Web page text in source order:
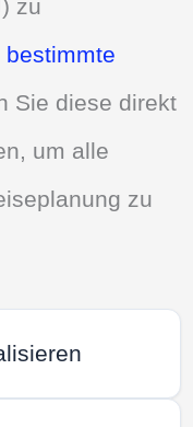
zu
bestimmte
Sie diese direkt
um alle
zu